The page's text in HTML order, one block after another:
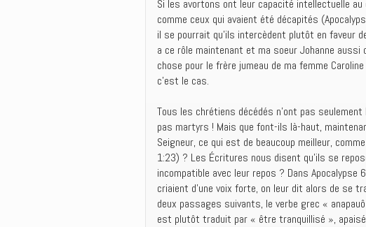
Si les avortons ont leur capacité intellectuelle
comme ceux qui avaient été décapités
il se pourrait qu’ils intercèdent plutôt en faveur
a ce rôle maintenant et ma soeur Johanne
chose pour le frère jumeau de ma femme
c’est le cas.
Tous les chrétiens décédés n’ont pas
pas martyrs ! Mais que font-ils là-haut,
Seigneur, ce qui est de beaucoup meilleur,
1:23) ? Les Écritures nous disent qu’ils se
incompatible avec leur repos ? Dans
criaient d’une voix forte, on leur dit alors de se
deux passages suivants, le verbe grec «
est plutôt traduit par « être tranquillisé »,